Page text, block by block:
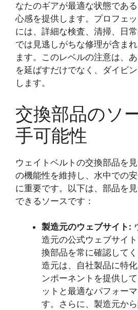
なたのギアが最適な状態であ
心感を提供します。プロフェ
には、詳細な検査、清掃、日
では見逃しがちな修理が含ま
ます。このレベルの注意は、
を延ばすだけでなく、ダイビ
します。
交換部品のソ
手可能性
ウェイトベルトの交換部品を
の機能性を維持し、水中での
に重要です。以下は、部品を
できるソースです：
製造元のウェブサイト:
造元の公式ウェブサイ
換部品を常に確認して
造元は、自社製品に特
ンポーネントを提供し
ットと最適なパフォー
す。さらに、製造元から